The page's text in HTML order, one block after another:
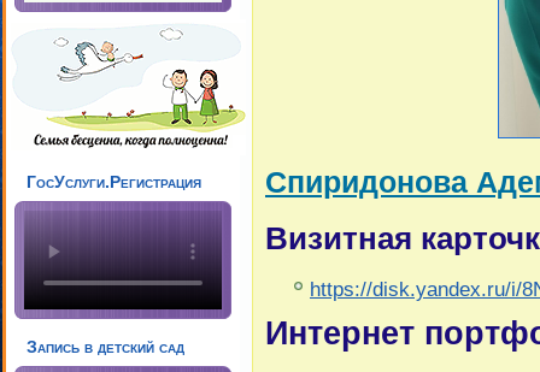
ГосУслуги.Регистрация
Запись в детский сад
Спиридонова
Визитная
https://disk.yandex.ru/i/
Интернет